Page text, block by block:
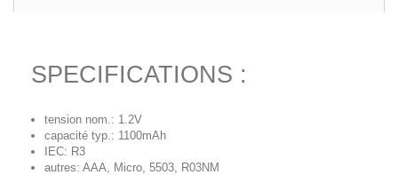
SPECIFICATIONS :
tension nom.: 1.2V
capacité typ.: 1100mAh
IEC: R3
autres: AAA, Micro, 5503, R03NM